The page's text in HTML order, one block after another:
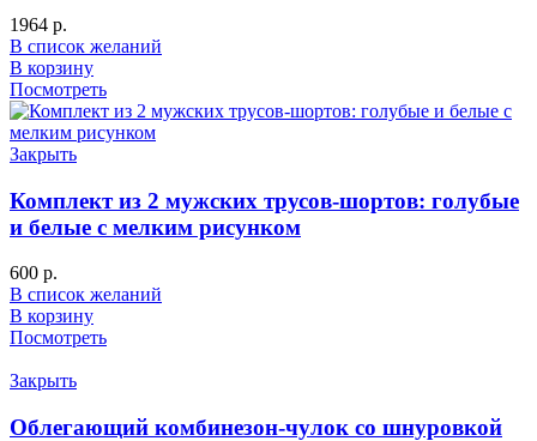
1964 р.
В список желаний
В корзину
Посмотреть
Закрыть
Комплект из 2 мужских трусов-шортов: голубые
и белые с мелким рисунком
600 р.
В список желаний
В корзину
Посмотреть
Закрыть
Облегающий комбинезон-чулок со шнуровкой